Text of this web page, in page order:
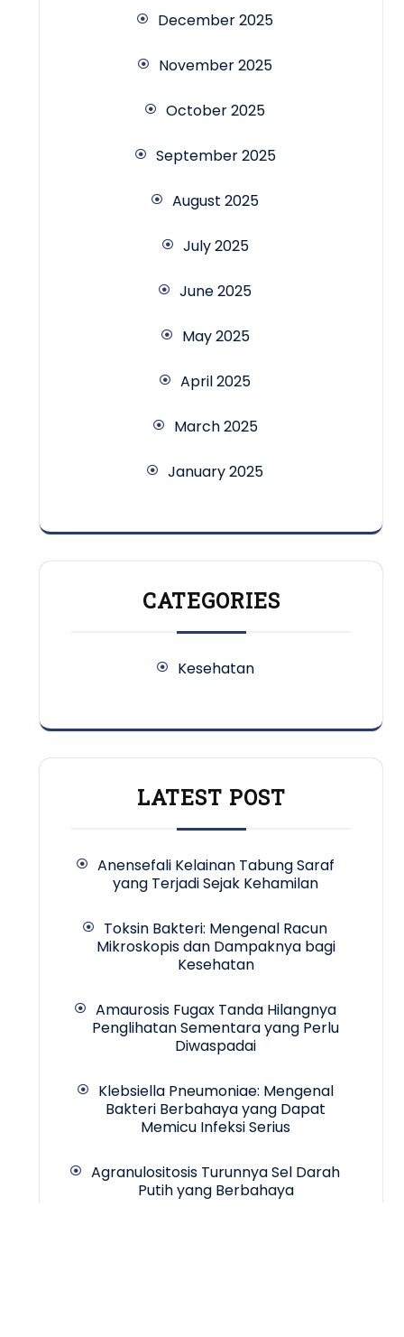
December 2025
November 2025
October 2025
September 2025
August 2025
July 2025
June 2025
May 2025
April 2025
March 2025
January 2025
CATEGORIES
Kesehatan
LATEST POST
Anensefali Kelainan Tabung Saraf
yang Terjadi Sejak Kehamilan
Toksin Bakteri: Mengenal Racun
Mikroskopis dan Dampaknya bagi
Kesehatan
Amaurosis Fugax Tanda Hilangnya
Penglihatan Sementara yang Perlu
Diwaspadai
Klebsiella Pneumoniae: Mengenal
Bakteri Berbahaya yang Dapat
Memicu Infeksi Serius
Agranulositosis Turunnya Sel Darah
Putih yang Berbahaya